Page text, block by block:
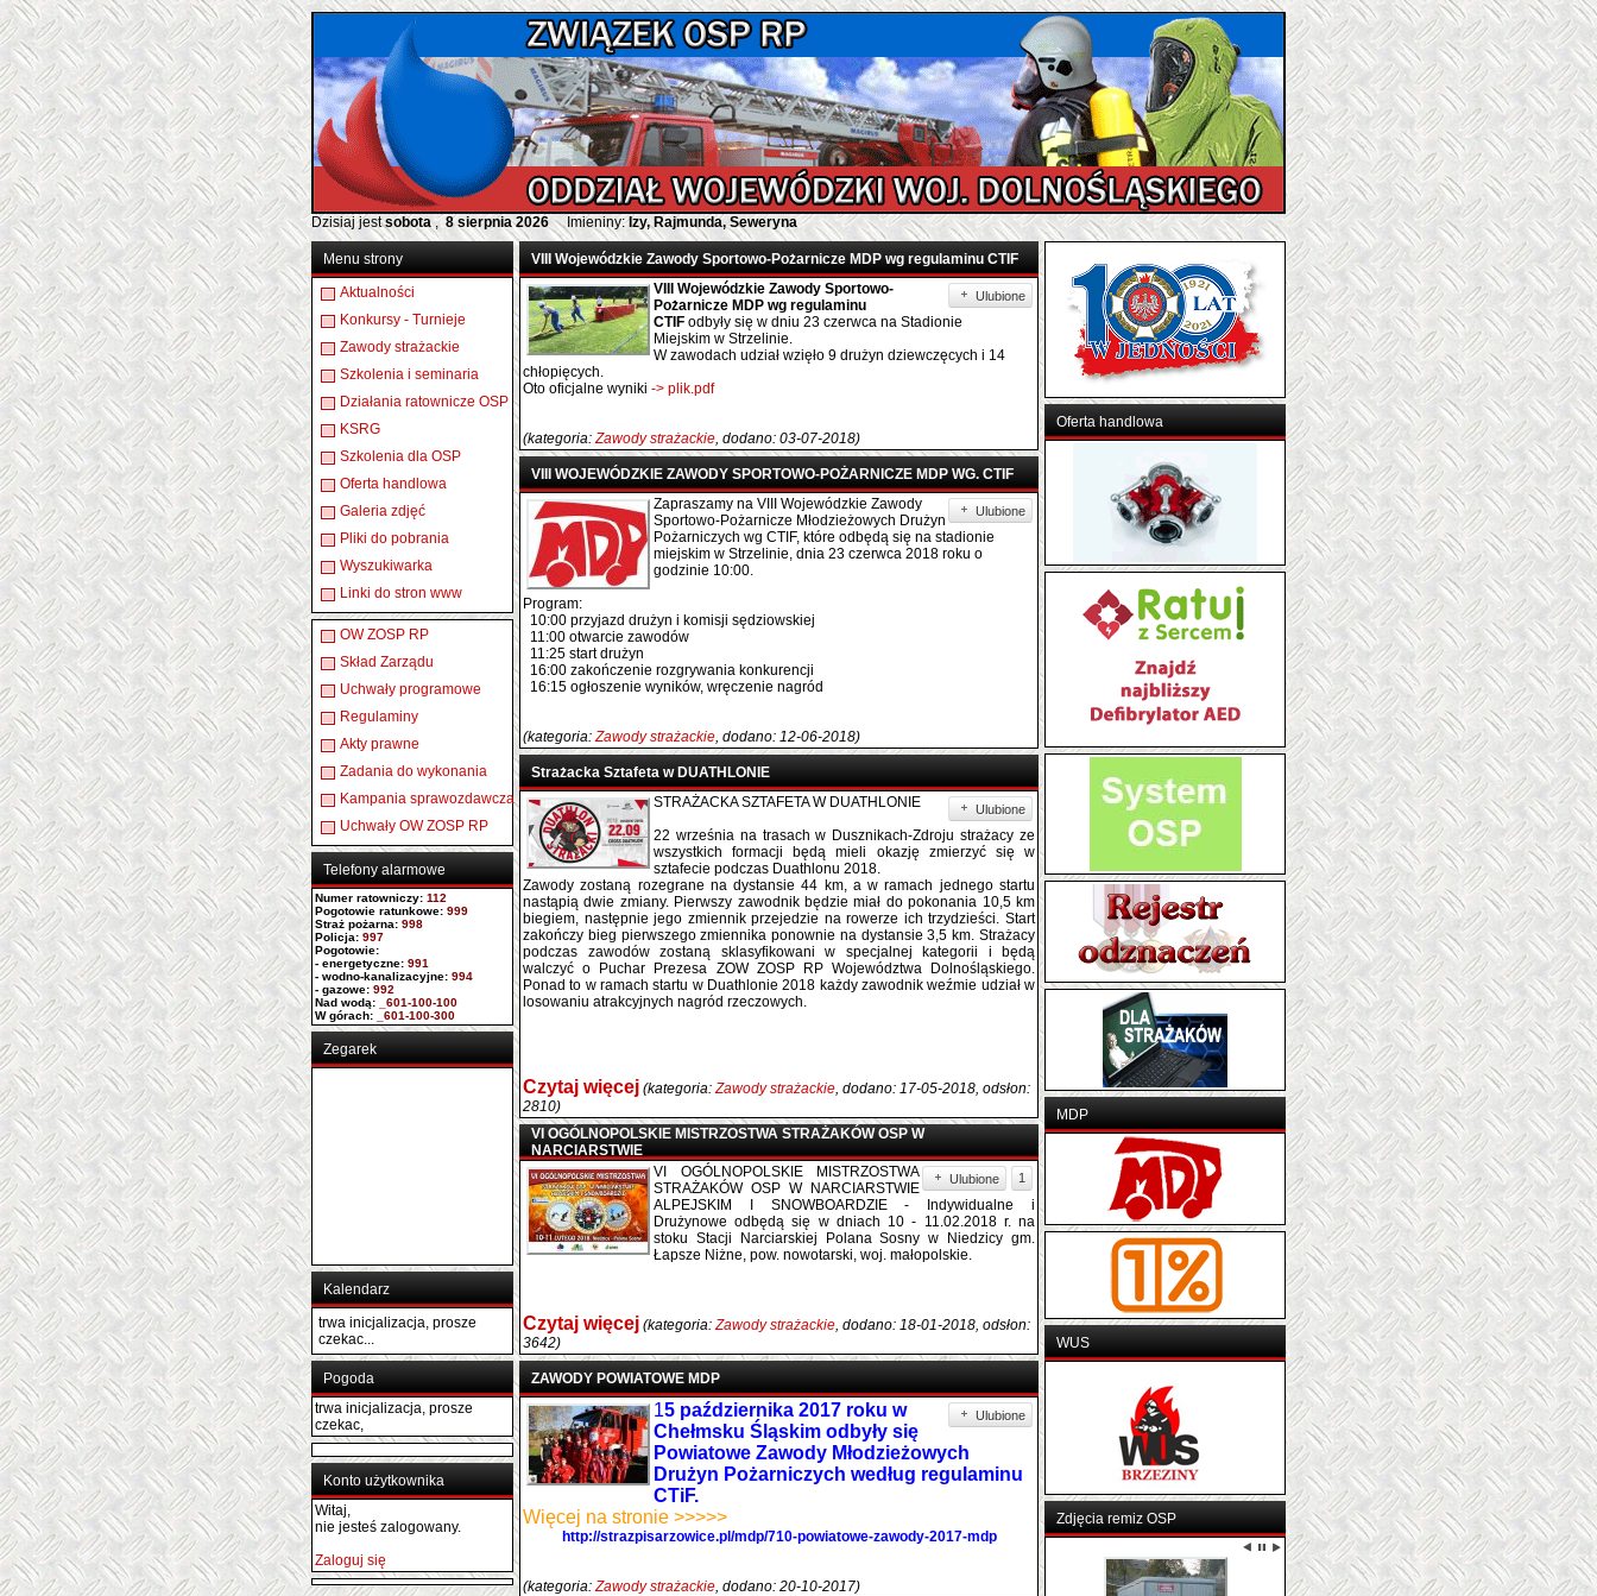
Dzisiaj jestsobota , 8 sierpnia 2026 Imieniny:Izy, Rajmunda, Seweryna
Menu strony
Aktualności
Konkursy - Turnieje
Zawody strażackie
Szkolenia i seminaria
Działania ratownicze OSP
KSRG
Szkolenia dla OSP
Oferta handlowa
Galeria zdjęć
Pliki do pobrania
Wyszukiwarka
Linki do stron www
OW ZOSP RP
Skład Zarządu
Uchwały programowe
Regulaminy
Akty prawne
Zadania do wykonania
Kampania sprawozdawcza
Uchwały OW ZOSP RP
Telefony alarmowe
Numer ratowniczy: 112
Pogotowie ratunkowe: 999
Straż pożarna: 998
Policja: 997
Pogotowie:
- energetyczne: 991
- wodno-kanalizacyjne: 994
- gazowe: 992
Nad wodą: _601-100-100
W górach: _601-100-300
Zegarek
Kalendarz
trwa inicjalizacja, prosze
czekac...
Pogoda
trwa inicjalizacja, prosze
czekac,
Konto użytkownika
Witaj,
nie jesteś zalogowany.
Zaloguj się
VIII Wojewódzkie Zawody Sportowo-Pożarnicze MDP wg regulaminu CTIF
Ulubione
VIII Wojewódzkie Zawody Sportowo-
Pożarnicze MDP wg regulaminu
CTIF odbyły się w dniu 23 czerwca na Stadionie
Miejskim w Strzelinie.
W zawodach udział wzięło 9 drużyn dziewczęcych i 14
chłopięcych.
Oto oficjalne wyniki -> plik.pdf
(kategoria:Zawody strażackie, dodano: 03-07-2018)
VIII WOJEWÓDZKIE ZAWODY SPORTOWO-POŻARNICZE MDP WG. CTIF
Ulubione
Zapraszamy na VIII Wojewódzkie Zawody
Sportowo-Pożarnicze Młodzieżowych Drużyn
Pożarniczych wg CTIF, które odbędą się na stadionie
miejskim w Strzelinie, dnia 23 czerwca 2018 roku o
godzinie 10:00.
Program:
10:00 przyjazd drużyn i komisji sędziowskiej
11:00 otwarcie zawodów
11:25 start drużyn
16:00 zakończenie rozgrywania konkurencji
16:15 ogłoszenie wyników, wręczenie nagród
(kategoria:Zawody strażackie, dodano: 12-06-2018)
Strażacka Sztafeta w DUATHLONIE
Ulubione
STRAŻACKA SZTAFETA W DUATHLONIE
22 września na trasach w Dusznikach-Zdroju strażacy ze
wszystkich formacji będą mieli okazję zmierzyć się w
sztafecie podczas Duathlonu 2018.
Zawody zostaną rozegrane na dystansie 44 km, a w ramach jednego startu
nastąpią dwie zmiany. Pierwszy zawodnik będzie miał do pokonania 10,5 km
biegiem, następnie jego zmiennik przejedzie na rowerze ich trzydzieści. Start
zakończy bieg pierwszego zmiennika ponownie na dystansie 3,5 km. Strażacy
podczas zawodów zostaną sklasyfikowani w specjalnej kategorii i będą
walczyć o Puchar Prezesa ZOW ZOSP RP Województwa Dolnośląskiego.
Ponad to w ramach startu w Duathlonie 2018 każdy zawodnik weźmie udział w
losowaniu atrakcyjnych nagród rzeczowych.
Czytaj więcej (kategoria:Zawody strażackie, dodano: 17-05-2018, odsłon:
2810)
VI OGÓLNOPOLSKIE MISTRZOSTWA STRAŻAKÓW OSP W
NARCIARSTWIE
Ulubione 1
VI OGÓLNOPOLSKIE MISTRZOSTWA
STRAŻAKÓW OSP W NARCIARSTWIE
ALPEJSKIM I SNOWBOARDZIE - Indywidualne i
Drużynowe odbędą się w dniach 10 - 11.02.2018 r. na
stoku Stacji Narciarskiej Polana Sosny w Niedzicy gm.
Łapsze Niżne, pow. nowotarski, woj. małopolskie.
Czytaj więcej (kategoria:Zawody strażackie, dodano: 18-01-2018, odsłon:
3642)
ZAWODY POWIATOWE MDP
Ulubione
15 października 2017 roku w
Chełmsku Śląskim odbyły się
Powiatowe Zawody Młodzieżowych
Drużyn Pożarniczych według regulaminu
CTiF.
Więcej na stronie >>>>>
http://strazpisarzowice.pl/mdp/710-powiatowe-zawody-2017-mdp
(kategoria:Zawody strażackie, dodano: 20-10-2017)
Oferta handlowa
MDP
WUS
Zdjęcia remiz OSP